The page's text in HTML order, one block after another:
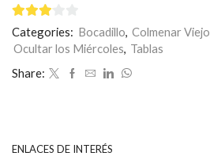
3de 5
Categories: Bocadillo Colmenar Viejo
Ocultar los Miércoles Tablas
Share:
ENLACES DE INTERÉS